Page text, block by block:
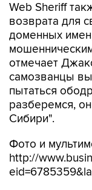
Web Sheriff
возврата для
доменных
отмечает
самозванцы
пытаться
разберемся,
Сибири".
Фото и
http://